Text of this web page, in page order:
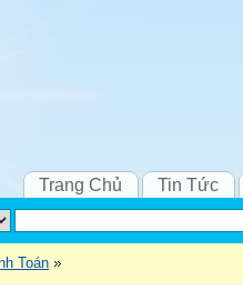
Trang Chủ Tin Tức
Toán